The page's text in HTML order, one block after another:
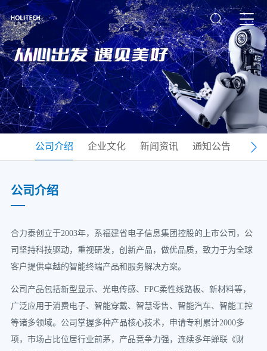
公司介绍 企业文化 新闻资讯 通知公告 联
公司介绍
合力泰创立于2003年，系福建省电子信息集团控股的上市公司，公
司坚持科技驱动，重视研发，创新产品，做优品质，致力于为全球
客户提供卓越的智能终端产品和服务解决方案。
公司产品包括新型显示、光电传感、FPC柔性线路板、新材料等，
广泛应用于消费电子、智能穿戴、智慧零售、智能汽车、智能工控
等诸多领域。公司掌握多种产品核心技术，申请专利累计2000多
项，市场占比位居行业前茅，产品竞争力强，连续多年蝉联《财